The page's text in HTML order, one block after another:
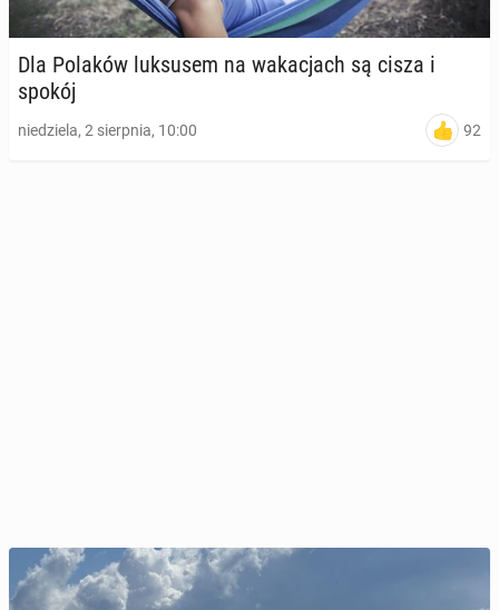
Dla Polaków luk­su­sem na wa­ka­cjach są cisza i
spokój
niedziela, 2 sierpnia, 10:00 92